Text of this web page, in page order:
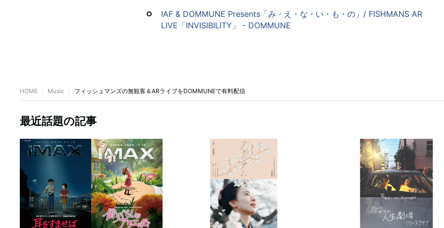
IAF & DOMMUNE Presents「み・え・な・い・も・の」/ FISHMANS AR
LIVE「INVISIBILITY」 - DOMMUNE
HOME Music フィッシュマンズの無観客＆ARライブをDOMMUNEで有料配信
最近話題の記事